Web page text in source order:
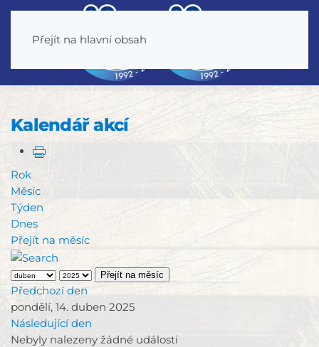
Přejít na hlavní obsah
Kalendář akcí
Rok
Měsíc
Týden
Dnes
Přejít na měsíc
Přejít na měsíc
Předchozí den
pondělí, 14. duben 2025
Následující den
Nebyly nalezeny žádné události